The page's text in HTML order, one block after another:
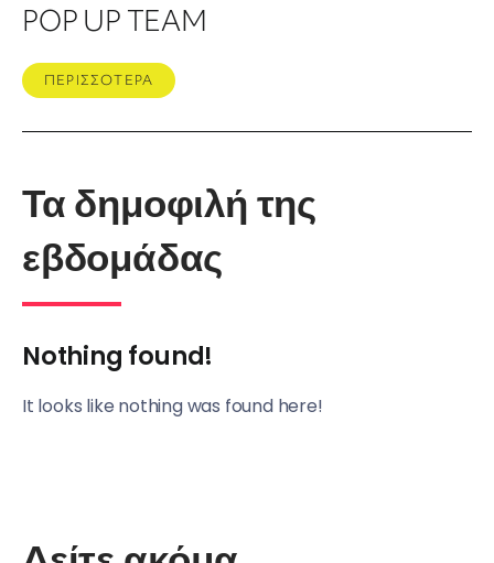
POP UP TEAM
ΠΕΡΙΣΣΟΤΕΡΑ
Τα δημοφιλή της
εβδομάδας
Nothing found!
It looks like nothing was found here!